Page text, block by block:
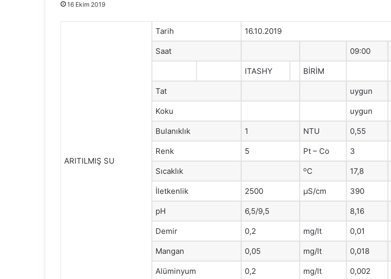
16 Ekim 2019
ARITILMIŞ SU
Tarih 16.10.2019
Saat 09:00
ITASHY BİRİM
Tat uygun
Koku uygun
Bulanıklık 1 NTU 0,55
Renk 5 Pt – Co 3
Sıcaklık oC 17,8
İletkenlik 2500 μS/cm 390
pH 6,5/9,5 8,16
Demir 0,2 mg/lt 0,01
Mangan 0,05 mg/lt 0,018
Alüminyum 0,2 mg/lt 0,002